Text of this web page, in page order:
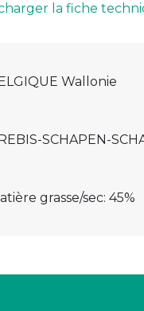
la fiche
Wallonie
SCHAPEN-
grasse/sec: 45%